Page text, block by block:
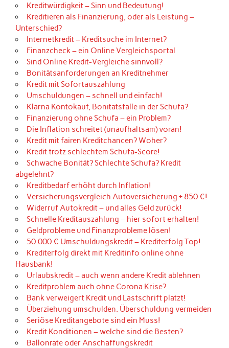
Kreditwürdigkeit – Sinn und Bedeutung!
Kreditieren als Finanzierung, oder als Leistung –
Unterschied?
Internetkredit – Kreditsuche im Internet?
Finanzcheck – ein Online Vergleichsportal
Sind Online Kredit-Vergleiche sinnvoll?
Bonitätsanforderungen an Kreditnehmer
Kredit mit Sofortauszahlung
Umschuldungen – schnell und einfach!
Klarna Kontokauf, Bonitätsfalle in der Schufa?
Finanzierung ohne Schufa – ein Problem?
Die Inflation schreitet (unaufhaltsam) voran!
Kredit mit fairen Kreditchancen? Woher?
Kredit trotz schlechtem Schufa-Score!
Schwache Bonität? Schlechte Schufa? Kredit
abgelehnt?
Kreditbedarf erhöht durch Inflation!
Versicherungsvergleich Autoversicherung + 850 €!
Widerruf Autokredit – und alles Geld zurück!
Schnelle Kreditauszahlung – hier sofort erhalten!
Geldprobleme und Finanzprobleme lösen!
50.000 € Umschuldungskredit – Krediterfolg Top!
Krediterfolg direkt mit Kreditinfo online ohne
Hausbank!
Urlaubskredit – auch wenn andere Kredit ablehnen
Kreditproblem auch ohne Corona Krise?
Bank verweigert Kredit und Lastschrift platzt!
Überziehung umschulden. Überschuldung vermeiden
Seriöse Kreditangebote sind ein Muss!
Kredit Konditionen – welche sind die Besten?
Ballonrate oder Anschaffungskredit